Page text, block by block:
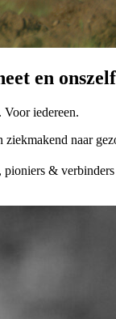
en
Voor iedereen.
naar
pioniers &